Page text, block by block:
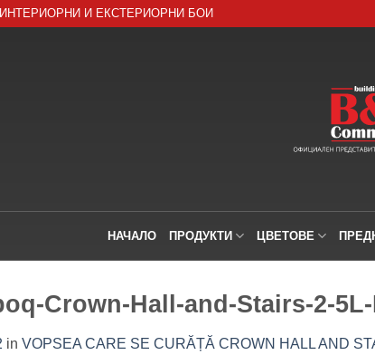
И ЕКСТЕРИОРНИ БОИ
НАЧАЛО ПРОДУКТИ ЦВЕТОВЕ
Crown-Hall-and-Stairs-2-
in VOPSEA CARE SE CURĂȚĂ CROWN HALL AND